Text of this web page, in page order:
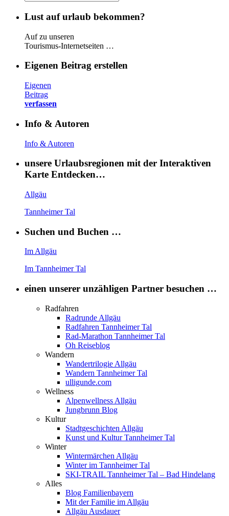
Lust auf urlaub bekommen?
Auf zu unseren
Tourismus-Internetseiten …
Eigenen Beitrag erstellen
Eigenen
Beitrag
verfassen
Info & Autoren
Info & Autoren
unsere Urlaubsregionen mit der Interaktiven
Karte Entdecken…
Allgäu
Tannheimer Tal
Suchen und Buchen …
Im Allgäu
Im Tannheimer Tal
einen unserer unzähligen Partner besuchen …
Radfahren
Radrunde Allgäu
Radfahren Tannheimer Tal
Rad-Marathon Tannheimer Tal
Oh Reiseblog
Wandern
Wandertrilogie Allgäu
Wandern Tannheimer Tal
ulligunde.com
Wellness
Alpenwellness Allgäu
Jungbrunn Blog
Kultur
Stadtgeschichten Allgäu
Kunst und Kultur Tannheimer Tal
Winter
Wintermärchen Allgäu
Winter im Tannheimer Tal
SKI-TRAIL Tannheimer Tal – Bad Hindelang
Alles
Blog Familienbayern
Mit der Familie im Allgäu
Allgäu Ausdauer